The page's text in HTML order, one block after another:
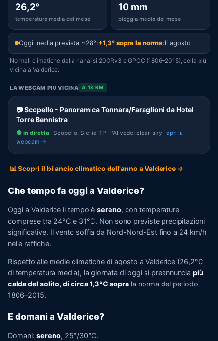
26,2°
temperatura media del mese
10 mm
pioggia media del mese
Oggi media prevista ~28°:+1,3° sopra la normadi agosto
Normali climatiche dalla rianalisi 20CRv3 e GPCC (1806–2015), cella più
vicina a Valderice.
LA WEBCAM PIÙ VICINA A 18 KM
📷 Scopello - Panoramica Tonnara/Faraglioni da Hotel
Torre Bennistra
🟢 in diretta · Scopello, Sicilia TP · l'AI vede: clear_sky · apri la
webcam →
📊 Scopri il bilancio climatico dell'anno a Valderice →
Che tempo fa oggi a Valderice?
Oggi a Valderice il tempo è sereno, con temperature
comprese tra 24°C e 31°C. Non sono previste precipitazioni
significative. Il vento soffia da Nord-Nord-Est fino a 24 km/h
nelle raffiche.
Rispetto alle medie climatiche di agosto a Valderice (26,2°C
di temperatura media), la giornata di oggi si preannuncia più
calda del solito, di circa 1,3°C sopra la norma del periodo
1806–2015.
E domani a Valderice?
Domani: sereno, 25°/30°C.